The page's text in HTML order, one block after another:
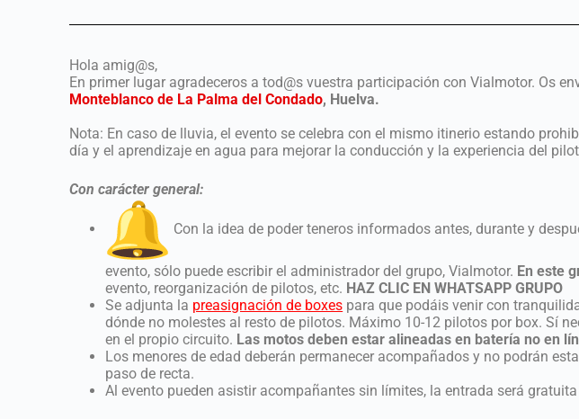
Hola amig@s,
En primer lugar agradeceros a tod@s vuestra participación con Vialmotor. Os
Monteblanco de La Palma del Condado, Huelva.
Nota: En caso de lluvia, el evento se celebra con el mismo itinerio estando
día y el aprendizaje en agua para mejorar la conducción y la experiencia del
Con carácter general:
Con la idea de poder teneros informados antes, durante y
evento, sólo puede escribir el administrador del grupo, Vialmotor. En este
evento, reorganización de pilotos, etc. HAZ CLIC EN WHATSAPP GRUPO
Se adjunta la preasignación de boxes para que podáis venir con
dónde no molestes al resto de pilotos. Máximo 10-12 pilotos por box. Sí
en el propio circuito. Las motos deben estar alineadas en batería no en
Los menores de edad deberán permanecer acompañados y no podrán
paso de recta.
Al evento pueden asistir acompañantes sin límites, la entrada será